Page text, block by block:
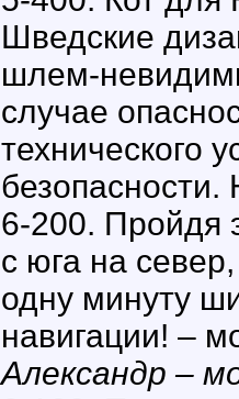
Шведские
шлем-
случае
технического
безопасности.
6-200. Пройдя
с юга на
одну минуту
навигации! –
Александр –